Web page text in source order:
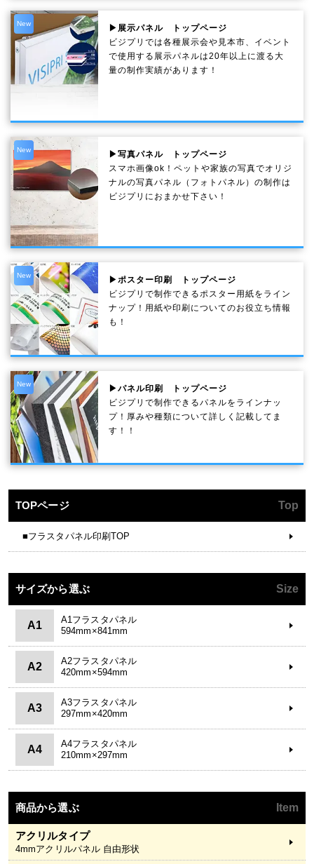
New
▶展示パネル トップページ
ビジプリでは各種展示会や見本市、イベント
で使用する展示パネルは20年以上に渡る大
量の制作実績があります！
New
▶写真パネル トップページ
スマホ画像ok！ペットや家族の写真でオリジ
ナルの写真パネル（フォトパネル）の制作は
ビジプリにおまかせ下さい！
New
▶ポスター印刷 トップページ
ビジプリで制作できるポスター用紙をライン
ナップ！用紙や印刷についてのお役立ち情報
も！
New
▶パネル印刷 トップページ
ビジプリで制作できるパネルをラインナッ
プ！厚みや種類について詳しく記載してま
す！！
TOPページ Top
■フラスタパネル印刷TOP
サイズから選ぶ Size
A1
A1フラスタパネル
594mm×841mm
A2
A2フラスタパネル
420mm×594mm
A3
A3フラスタパネル
297mm×420mm
A4
A4フラスタパネル
210mm×297mm
商品から選ぶ Item
アクリルタイプ
4mmアクリルパネル 自由形状